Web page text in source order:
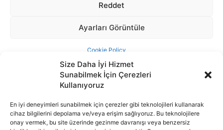
Size Daha İyi Hizmet
Sunabilmek İçin Çerezleri
Kullanıyoruz
En iyi deneyimleri sunabilmek için çerezler gibi teknolojileri kullanarak
cihaz bilgilerini depolama ve/veya erişim sağlıyoruz. Bu teknolojilere
onay vermek, bu site üzerinde gezinme davranışı veya benzersiz
İnternet portalımızda yer alan tüm haber metini, resim ve benzeri
içeriğin hakları Sigortamedya Yayıncılık A.Ş.'ye aittir. Hiçbir şekilde